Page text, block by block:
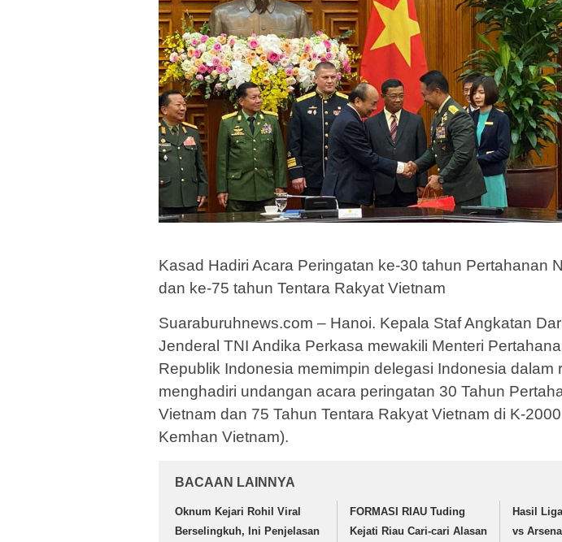
Kasad Hadiri Acara Peringatan ke-30 tahun Pertahanan
dan ke-75 tahun Tentara Rakyat Vietnam
Suaraburuhnews.com – Hanoi. Kepala Staf Angkatan
Jenderal TNI Andika Perkasa mewakili Menteri
Republik Indonesia memimpin delegasi Indonesia dalam
menghadiri undangan acara peringatan 30 Tahun
Vietnam dan 75 Tahun Tentara Rakyat Vietnam di K-
Kemhan Vietnam).
BACAAN LAINNYA
Oknum Kejari Rohil Viral
Berselingkuh, Ini Penjelasan
FORMASI RIAU Tuding
Kejati Riau Cari-cari Alasan
Hasil
vs